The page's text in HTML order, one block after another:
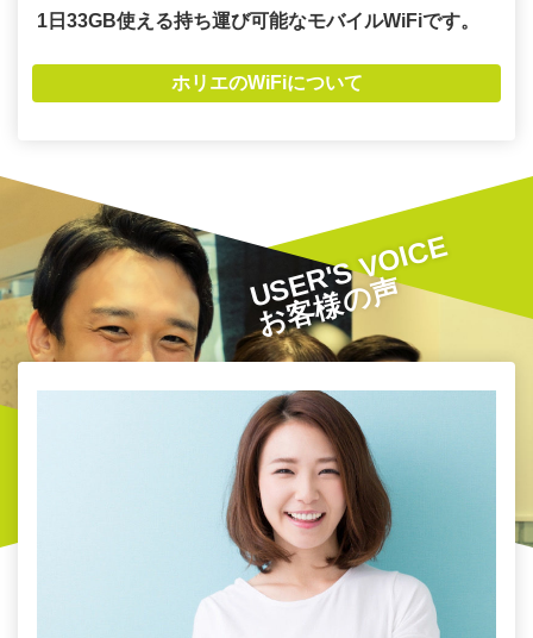
1日33GB使える持ち運び可能なモバイルWiFiです。
ホリエのWiFiについて
USER'S VOICE
お客様の声